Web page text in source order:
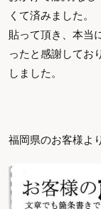
くて済みました
貼って頂き、本当
ったと感謝してお
しました。
福岡県のお客様よ